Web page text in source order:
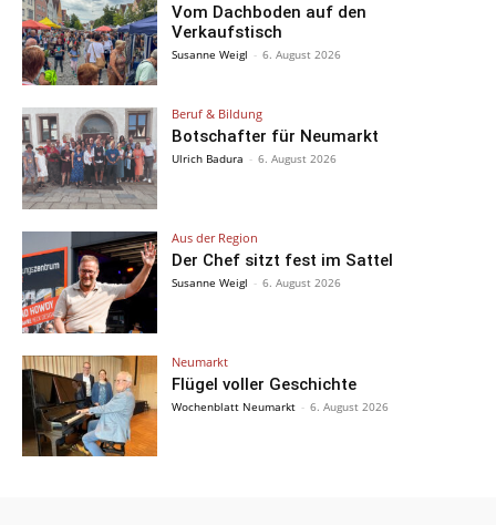
Vom Dachboden auf den
Verkaufstisch
Susanne Weigl - 6. August 2026
Beruf & Bildung
Botschafter für Neumarkt
Ulrich Badura - 6. August 2026
Aus der Region
Der Chef sitzt fest im Sattel
Susanne Weigl - 6. August 2026
Neumarkt
Flügel voller Geschichte
Wochenblatt Neumarkt - 6. August 2026